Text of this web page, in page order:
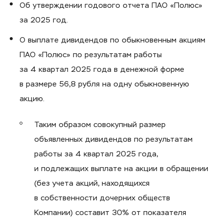
Об утверждении годового отчета ПАО «Полюс»
за 2025 год.
О выплате дивидендов по обыкновенным акциям
ПАО «Полюс» по результатам работы
за 4 квартал 2025 года в денежной форме
в размере 56,8 рубля на одну обыкновенную
акцию.
Таким образом совокупный размер
объявленных дивидендов по результатам
работы за 4 квартал 2025 года,
и подлежащих выплате на акции в обращении
(без учета акций, находящихся
в собственности дочерних обществ
Компании) составит 30% от показателя